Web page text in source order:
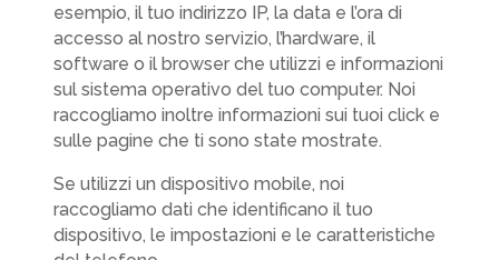
esempio, il tuo indirizzo IP, la data e l’ora di
accesso al nostro servizio, l’hardware, il
software o il browser che utilizzi e informazioni
sul sistema operativo del tuo computer. Noi
raccogliamo inoltre informazioni sui tuoi click e
sulle pagine che ti sono state mostrate.
Se utilizzi un dispositivo mobile, noi
raccogliamo dati che identificano il tuo
dispositivo, le impostazioni e le caratteristiche